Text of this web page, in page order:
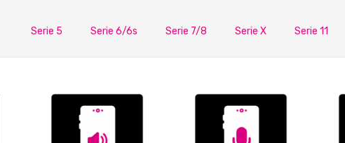
Serie 5 Serie 6/6s Serie 7/8 Serie X Serie 11